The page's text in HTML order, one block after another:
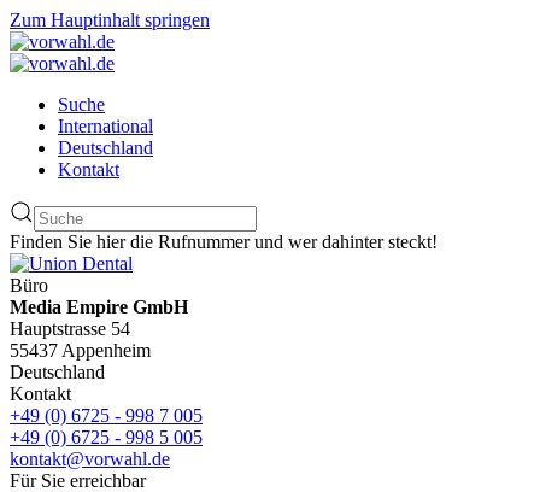
Zum Hauptinhalt springen
Suche
International
Deutschland
Kontakt
Finden Sie hier die Rufnummer und wer dahinter steckt!
Büro
Media Empire GmbH
Hauptstrasse 54
55437 Appenheim
Deutschland
Kontakt
+49 (0) 6725 - 998 7 005
+49 (0) 6725 - 998 5 005
kontakt@vorwahl.de
Für Sie erreichbar